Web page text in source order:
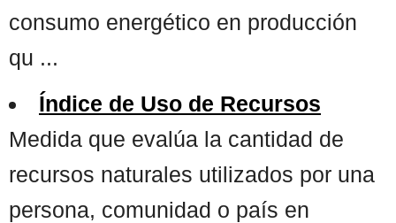
consumo energético en producción
qu ...
Índice de Uso de Recursos
Medida que evalúa la cantidad de
recursos naturales utilizados por una
persona, comunidad o país en